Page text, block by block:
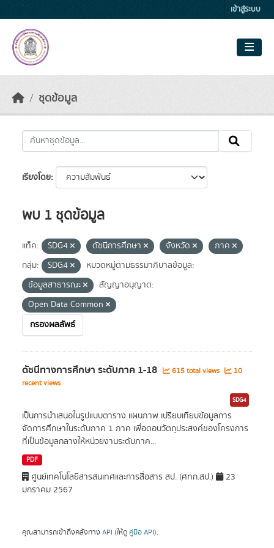
เข้าสู่ระบบ
ชุดข้อมูล
เรียงโดย
พบ 1 ชุดข้อมูล
แท็ค: SDG4 ดัชนีการศึกษา จังหวัด
ภาค
กลุ่ม:
SDG4
หมวดหมู่ตามธรรมาภิบาลข้อมูล:
ข้อมูลสาธารณะ
สัญญาอนุญาต:
Open Data Common
กรองผลลัพธ์
ดัชนีทางการศึกษา ระดับภาค 1-18 615 total views
10
recent views
SDG4
เป็นการนำเสนอในรูปแบบตาราง แผนภาพ เปรียบเทียบข้อมูลการ
จัดการศึกษาในระดับภาค 1 ภาค เพื่อตอบวัตถุประสงค์ของโครงการ
ที่เป็นข้อมูลกลางให้หน่วยงานระดับภาค...
PDF
ศูนย์เทคโนโลยีสารสนเทศและการสื่อสาร สป. (ศทก.สป.)
23
มกราคม 2567
คุณสามารถเข้าถึงคลังทาง API (ให้ดู คู่มือ API).